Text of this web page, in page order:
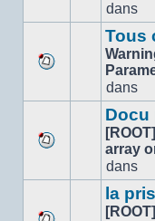
nouveau
message
dans
nouveau
message
Tous
dans
nouveau
message
Docu
array
dans
la